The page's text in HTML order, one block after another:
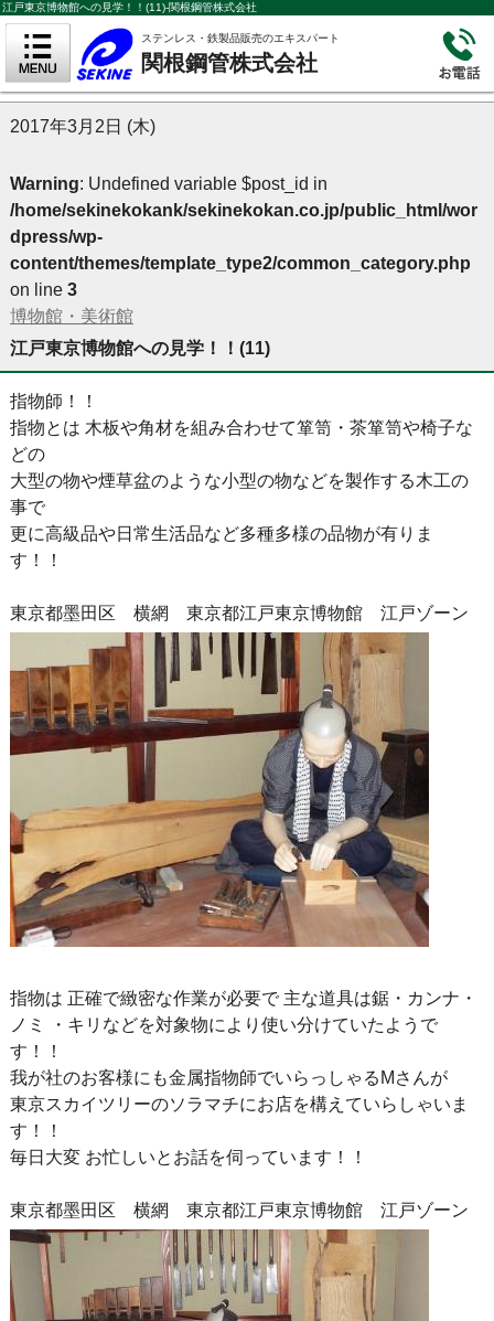
江戸東京博物館への見学！！(11)-関根鋼管株式会社
ステンレス・鉄製品販売のエキスパート
関根鋼管株式会社
2017年3月2日 (木)
Warning: Undefined variable $post_id in
/home/sekinekokank/sekinekokan.co.jp/public_html/wor
dpress/wp-
content/themes/template_type2/common_category.php
on line 3
博物館・美術館
江戸東京博物館への見学！！(11)
指物師！！
指物とは 木板や角材を組み合わせて箪笥・茶箪笥や椅子な
どの
大型の物や煙草盆のような小型の物などを製作する木工の
事で
更に高級品や日常生活品など多種多様の品物が有りま
す！！
東京都墨田区 横網 東京都江戸東京博物館 江戸ゾーン
指物は 正確で緻密な作業が必要で 主な道具は鋸・カンナ・
ノミ ・キリなどを対象物により使い分けていたようで
す！！
我が社のお客様にも金属指物師でいらっしゃるMさんが
東京スカイツリーのソラマチにお店を構えていらしゃいま
す！！
毎日大変 お忙しいとお話を伺っています！！
東京都墨田区 横網 東京都江戸東京博物館 江戸ゾーン